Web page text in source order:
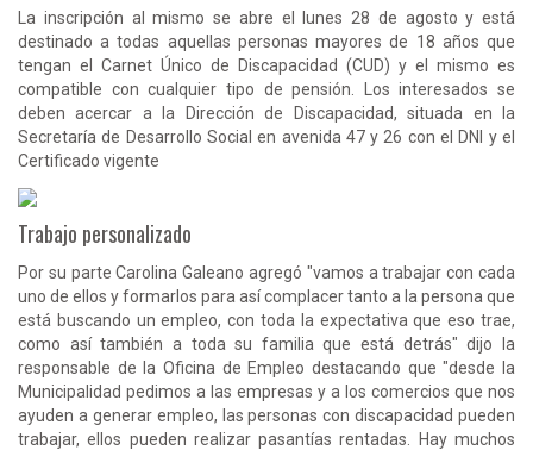
La inscripción al mismo se abre el lunes 28 de agosto y está
destinado a todas aquellas personas mayores de 18 años que
tengan el Carnet Único de Discapacidad (CUD) y el mismo es
compatible con cualquier tipo de pensión. Los interesados se
deben acercar a la Dirección de Discapacidad, situada en la
Secretaría de Desarrollo Social en avenida 47 y 26 con el DNI y el
Certificado vigente
Trabajo personalizado
Por su parte Carolina Galeano agregó "vamos a trabajar con cada
uno de ellos y formarlos para así complacer tanto a la persona que
está buscando un empleo, con toda la expectativa que eso trae,
como así también a toda su familia que está detrás" dijo la
responsable de la Oficina de Empleo destacando que "desde la
Municipalidad pedimos a las empresas y a los comercios que nos
ayuden a generar empleo, las personas con discapacidad pueden
trabajar, ellos pueden realizar pasantías rentadas. Hay muchos